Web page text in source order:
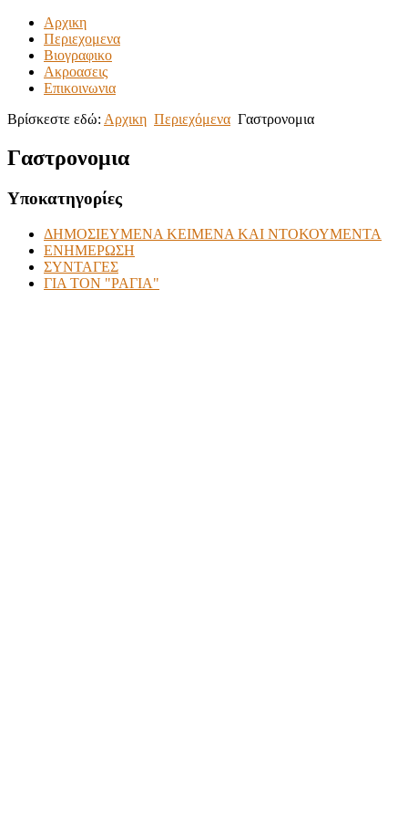
Αρχικη
Περιεχομενα
Βιογραφικο
Ακροασεις
Επικοινωνια
Βρίσκεστε εδώ: Αρχικη Περιεχόμενα Γαστρονομια
Γαστρονομια
Υποκατηγορίες
ΔΗΜΟΣΙΕΥΜΕΝΑ ΚΕΙΜΕΝΑ ΚΑΙ ΝΤΟΚΟΥΜΕΝΤΑ
ΕΝΗΜΕΡΩΣΗ
ΣΥΝΤΑΓΕΣ
ΓΙΑ ΤΟΝ "ΡΑΓΙΑ"